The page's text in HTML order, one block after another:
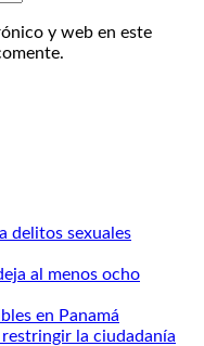
y web en este
delitos sexuales
al menos ocho
en Panamá
la ciudadanía